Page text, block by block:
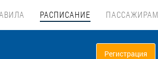
РАСПИСАНИЕ ПАССАЖИРАМ
Регистрация